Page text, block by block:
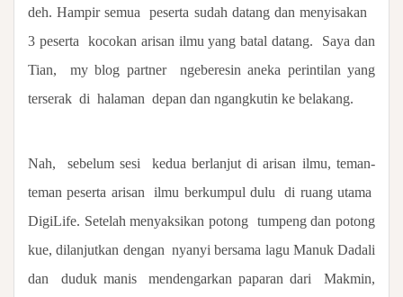
deh. Hampir semua
peserta sudah datang dan menyisakan
3 peserta
kocokan arisan ilmu yang batal datang.
Saya dan
Tian,
my blog partner
ngeberesin aneka perintilan yang
terserak di halaman depan dan ngangkutin ke belakang.
Nah, sebelum sesi
kedua berlanjut di arisan ilmu, teman-
teman peserta arisan
ilmu berkumpul dulu
di ruang utama
DigiLife. Setelah menyaksikan potong tumpeng dan potong
kue, dilanjutkan dengan nyanyi bersama lagu Manuk Dadali
dan
duduk manis mendengarkan paparan dari
Makmin,